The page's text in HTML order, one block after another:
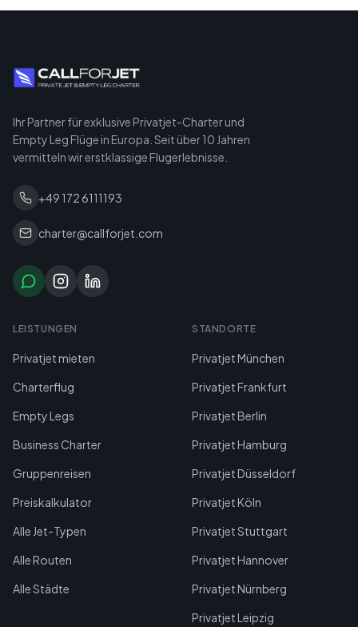
Ihr Partner für exklusive Privatjet-Charter und
Empty Leg Flüge in Europa. Seit über 10 Jahren
vermitteln wir erstklassige Flugerlebnisse.
+49 172 6111193
charter@callforjet.com
LEISTUNGEN
Privatjet mieten
Charterflug
Empty Legs
Business Charter
Gruppenreisen
Preiskalkulator
Alle Jet-Typen
Alle Routen
Alle Städte
STANDORTE
Privatjet München
Privatjet Frankfurt
Privatjet Berlin
Privatjet Hamburg
Privatjet Düsseldorf
Privatjet Köln
Privatjet Stuttgart
Privatjet Hannover
Privatjet Nürnberg
Privatjet Leipzig